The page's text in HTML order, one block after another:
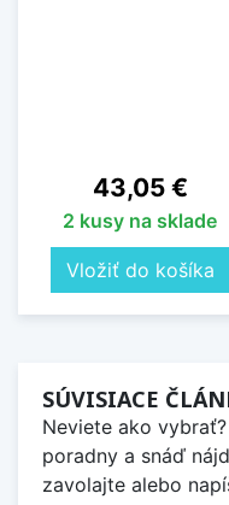
Cena
43,05 €
2 kusy na sklade
Vložiť do košíka
SÚVISIACE
Neviete ako
poradny a snáď
zavolajte alebo